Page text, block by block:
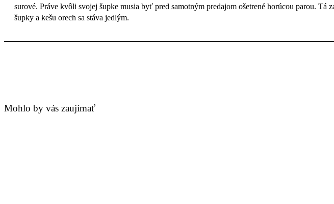
surové. Práve kvôli svojej šupke musia byť pred samotným predajom ošetrené horúcou parou. Tá
šupky a kešu orech sa stáva jedlým.
Mohlo by vás zaujímať